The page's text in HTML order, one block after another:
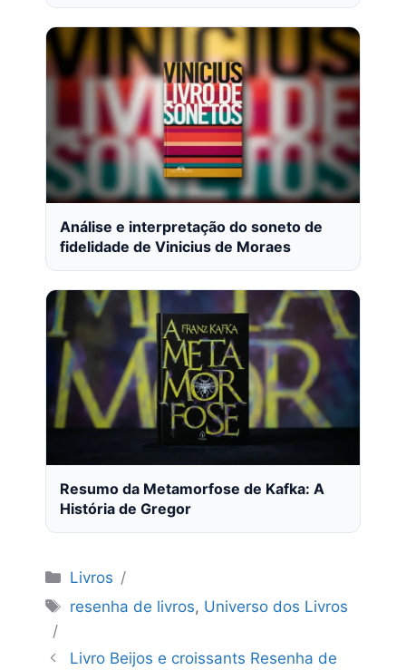
Análise e interpretação do soneto de
fidelidade de Vinicius de Moraes
Resumo da Metamorfose de Kafka: A
História de Gregor
Categorias
Livros
Tags
resenha de livros, Universo dos Livros
Livro Beijos e croissants Resenha de